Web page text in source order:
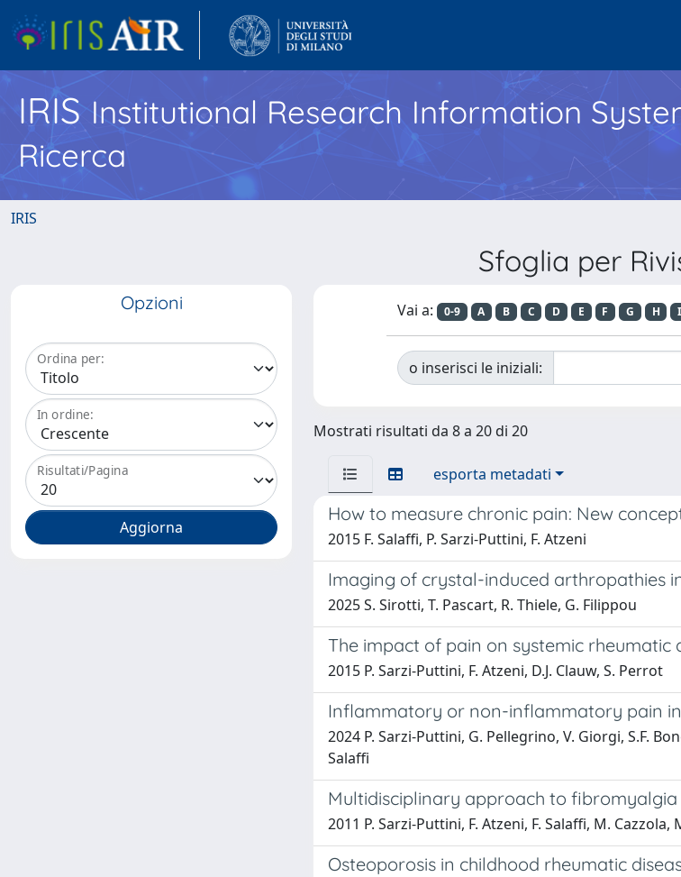
IRISInstitutional Research Information
Ricerca
IRIS
Sfoglia per
Opzioni
Ordina per:
In ordine:
Risultati/Pagina
Vai a: 0-9 A B C D E F G H I
o inserisci le iniziali:
Mostrati risultati da 8 a 20 di 20
esporta metadati
How to measure chronic pain: New
2015 F. Salaffi, P. Sarzi-Puttini, F. Atzeni
Imaging of crystal-induced arthropathies
2025 S. Sirotti, T. Pascart, R. Thiele, G. Filippou
The impact of pain on systemic rheumatic
2015 P. Sarzi-Puttini, F. Atzeni, D.J. Clauw, S. Perrot
Inflammatory or non-inflammatory pain
2024 P. Sarzi-Puttini, G. Pellegrino, V. Giorgi, S.F.
Salaffi
Multidisciplinary approach to fibromyalgia
2011 P. Sarzi-Puttini, F. Atzeni, F. Salaffi, M. Cazzola,
Osteoporosis in childhood rheumatic